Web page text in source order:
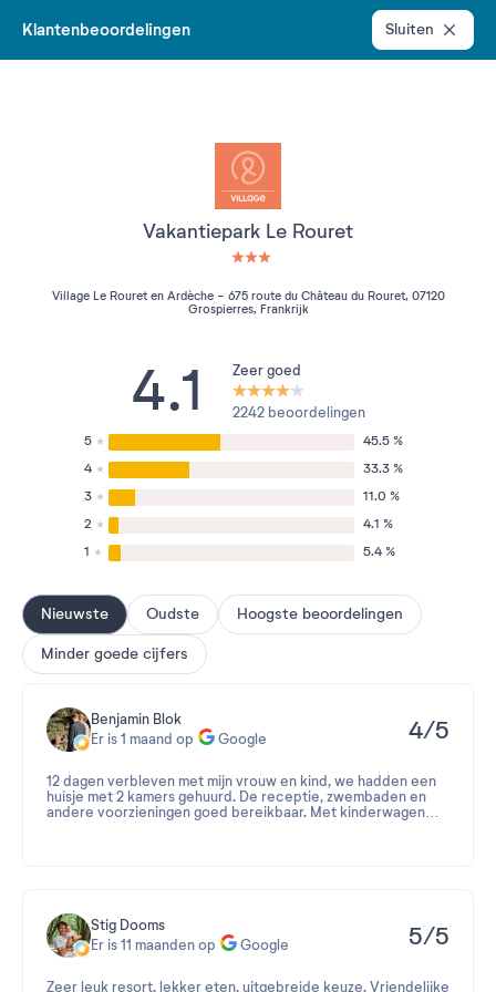
Klantenbeoordelingen Sluiten
Vakantiepark Le Rouret
Village Le Rouret en Ardèche - 675 route du Château du Rouret, 07120
Grospierres, Frankrijk
4.1 Zeer goed
2242 beoordelingen
5
45.5 %
4
33.3 %
3
11.0 %
2
4.1 %
1
5.4 %
Nieuwste Oudste Hoogste beoordelingen
Minder goede cijfers
Benjamin Blok
Er is 1 maand op
Google 4/5
12 dagen verbleven met mijn vrouw en kind, we hadden een
huisje met 2 kamers gehuurd. De receptie, zwembaden en
andere voorzieningen goed bereikbaar. Met kinderwagen
van gemaakt en is diezelfde ochtend nog gemaakt. Echt top!
Parkeerplaatsen helaas niet direct aan het huisje maar wel
inladen/uitladen van spullen.
Stig Dooms
Er is 11 maanden op
Google 5/5
Zeer leuk resort, lekker eten, uitgebreide keuze. Vriendelijke